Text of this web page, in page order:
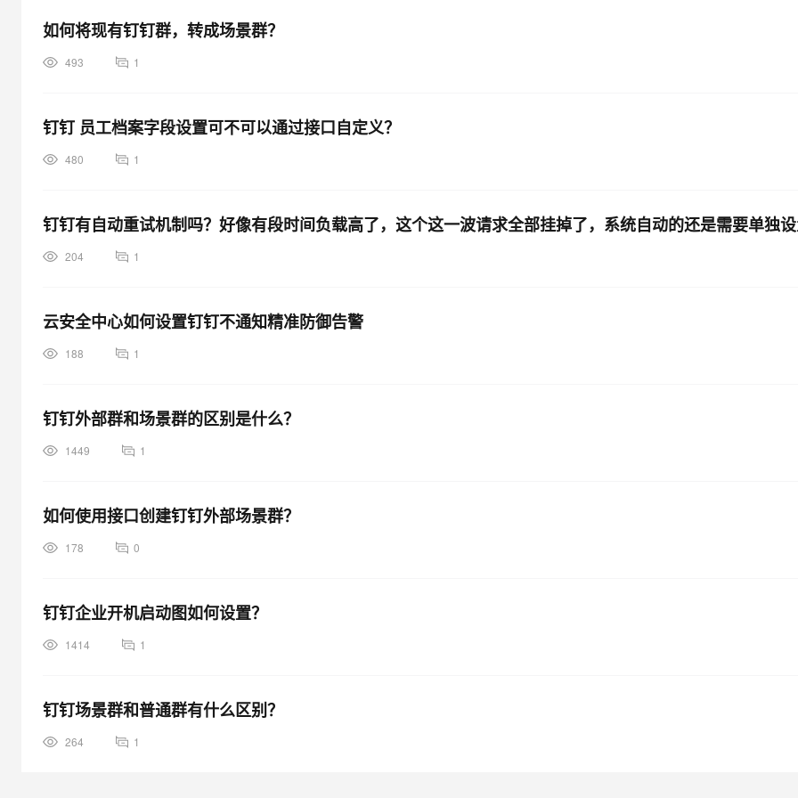
如何将现有钉钉群，转成场景群？
493 1
钉钉 员工档案字段设置可不可以通过接口自定义？
480 1
钉钉有自动重试机制吗？好像有段时间负载高了，这个这一波请求全部挂掉了，系统自动的还是需要单独
204 1
云安全中心如何设置钉钉不通知精准防御告警
188 1
钉钉外部群和场景群的区别是什么？
1449 1
如何使用接口创建钉钉外部场景群？
178 0
钉钉企业开机启动图如何设置？
1414 1
钉钉场景群和普通群有什么区别？
264 1